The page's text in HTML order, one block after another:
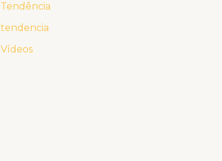
Tendência
tendencia
Vídeos